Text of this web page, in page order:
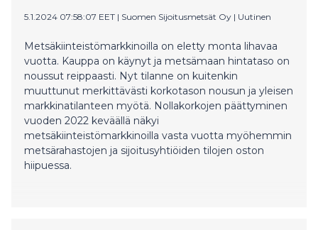
5.1.2024 07:58:07 EET | Suomen Sijoitusmetsät Oy | Uutinen
Metsäkiinteistömarkkinoilla on eletty monta lihavaa
vuotta. Kauppa on käynyt ja metsämaan hintataso on
noussut reippaasti. Nyt tilanne on kuitenkin
muuttunut merkittävästi korkotason nousun ja yleisen
markkinatilanteen myötä. Nollakorkojen päättyminen
vuoden 2022 keväällä näkyi
metsäkiinteistömarkkinoilla vasta vuotta myöhemmin
metsärahastojen ja sijoitusyhtiöiden tilojen oston
hiipuessa.